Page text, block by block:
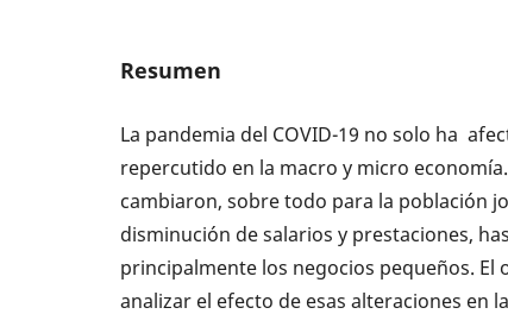
Resumen
La pandemia del COVID-19 no solo ha
repercutido en la macro y micro
cambiaron, sobre todo para la población
disminución de salarios y prestaciones,
principalmente los negocios pequeños.
analizar el efecto de esas alteraciones en